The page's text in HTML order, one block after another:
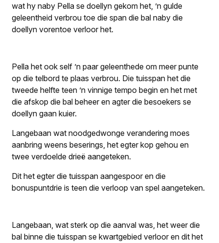
wat hy naby Pella se doellyn gekom het, ’n gulde
geleent­heid verbrou toe die span die bal naby die
doellyn vorentoe verloor het.
Pella het ook self ’n paar geleenthede om meer punte
op die telbord te plaas verbrou. Die tuisspan het die
tweede helfte teen ’n vinnige tempo begin en het met
die afskop die bal beheer en agter die besoekers se
doellyn gaan kuier.
Langebaan wat noodge­dwonge verandering moes
aanbring weens beserings, het egter kop gehou en
twee verdoelde drieë aangeteken.
Dit het egter die tuisspan aangespoor en die
bonuspunt­drie is teen die verloop van spel aangeteken.
Langebaan, wat sterk op die aanval was, het weer die
bal binne die tuisspan se kwartgebied verloor en dit het